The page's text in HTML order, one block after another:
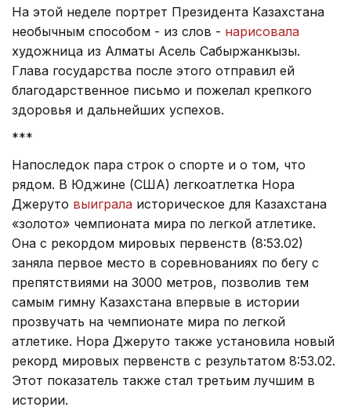
На этой неделе портрет Президента Казахстана
необычным способом - из слов - нарисовала
художница из Алматы Асель Сабыржанкызы.
Глава государства после этого отправил ей
благодарственное письмо и пожелал крепкого
здоровья и дальнейших успехов.
***
Напоследок пара строк о спорте и о том, что
рядом. В Юджине (США) легкоатлетка Нора
Джеруто выиграла историческое для Казахстана
«золото» чемпионата мира по легкой атлетике.
Она с рекордом мировых первенств (8:53.02)
заняла первое место в соревнованиях по бегу с
препятствиями на 3000 метров, позволив тем
самым гимну Казахстана впервые в истории
прозвучать на чемпионате мира по легкой
атлетике. Нора Джеруто также установила новый
рекорд мировых первенств с результатом 8:53.02.
Этот показатель также стал третьим лучшим в
истории.